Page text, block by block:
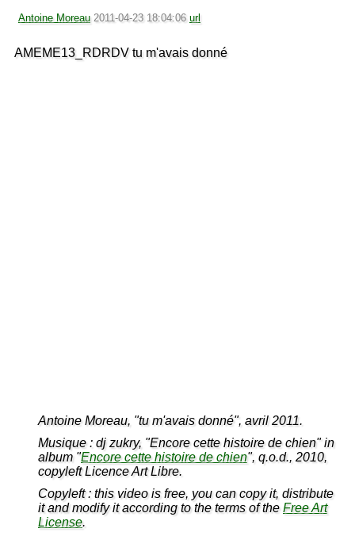
Antoine Moreau 2011-04-23 18:04:06 url
AMEME13_RDRDV tu m'avais donné
Antoine Moreau, "tu m'avais donné", avril 2011.
Musique : dj zukry, "Encore cette histoire de chien" in
album "Encore cette histoire de chien", q.o.d., 2010,
copyleft Licence Art Libre.
Copyleft : this video is free, you can copy it, distribute
it and modify it according to the terms of theFree Art
License.